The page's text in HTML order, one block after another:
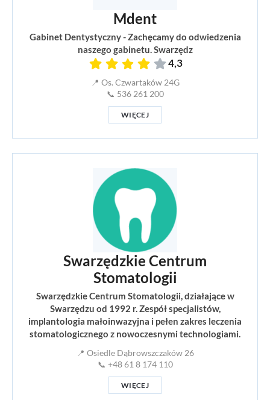
Mdent
Gabinet Dentystyczny - Zachęcamy do odwiedzenia
naszego gabinetu. Swarzędz
4,3
📍 Os. Czwartaków 24G
📞 536 261 200
WIĘCEJ
Swarzędzkie Centrum
Stomatologii
Swarzędzkie Centrum Stomatologii, działające w
Swarzędzu od 1992 r. Zespół specjalistów,
implantologia małoinwazyjna i pełen zakres leczenia
stomatologicznego z nowoczesnymi technologiami.
📍 Osiedle Dąbrowszczaków 26
📞 +48 61 8 174 110
WIĘCEJ